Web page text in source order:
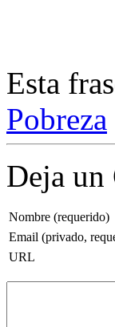
Esta
Pobreza
Deja un
Nombre (requerido)
Email (privado,
URL